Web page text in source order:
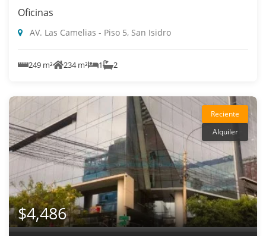
Oficinas
AV. Las Camelias - Piso 5, San Isidro
249 m² 234 m² 1 2
Reciente
Alquiler
$4,486